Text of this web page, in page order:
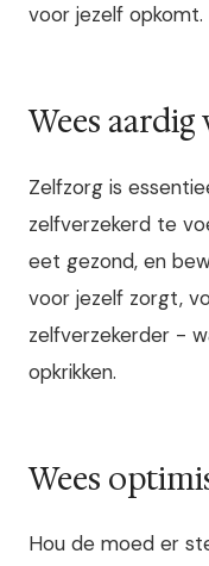
voor jezelf opkomt.
Wees
Zelfzorg is
zelfverzekerd te
eet gezond, en
voor jezelf zorgt,
zelfverzekerder -
opkrikken.
Wees
Hou de moed er